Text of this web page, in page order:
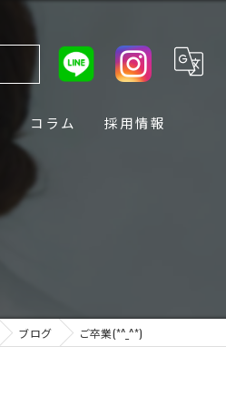
コラム 採用情報
ブログ ご卒業(*^_^*)